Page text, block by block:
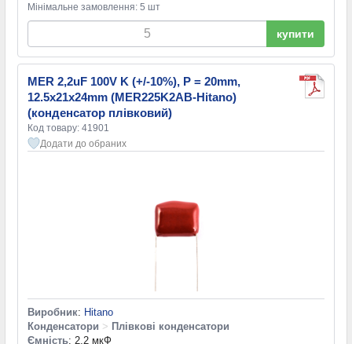
Мінімальне замовлення: 5 шт
купити
MER 2,2uF 100V K (+/-10%), P = 20mm,
12.5x21x24mm (MER225K2AB-Hitano)
(конденсатор плівковий)
Код товару: 41901
Додати до обраних
Виробник: Hitano
Конденсатори > Плівкові конденсатори
Ємність: 2,2 мкФ